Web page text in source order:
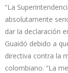
“La
absolutamente
dar la declaración
Guaidó debido a
directiva contra la
colombiano. “La